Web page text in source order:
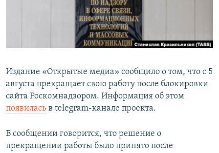
Издание «Открытые медиа» сообщило о том, что с 5
августа прекращает свою работу после блокировки
сайта Роскомнадзором. Информация об этом
появилась в telegram-канале проекта.
В сообщении говорится, что решение о
прекращении работы было принято после